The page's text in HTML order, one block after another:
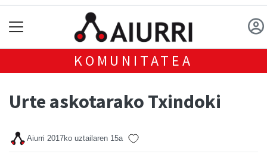
KOMUNITATEA
Urte askotarako Txindoki
Aiurri 2017ko uztailaren 15a